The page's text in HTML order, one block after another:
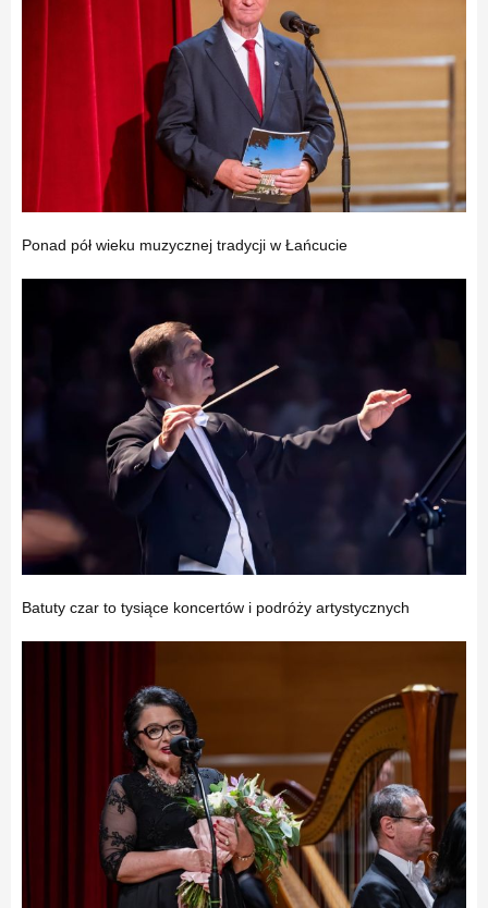
Ponad pół wieku muzycznej tradycji w Łańcucie
Batuty czar to tysiące koncertów i podróży artystycznych